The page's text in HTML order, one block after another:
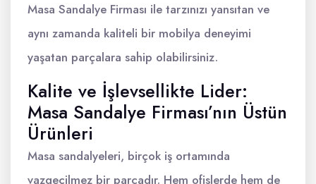
Masa Sandalye Firması ile tarzınızı yansıtan ve
aynı zamanda kaliteli bir mobilya deneyimi
yaşatan parçalara sahip olabilirsiniz.
Kalite ve İşlevsellikte Lider:
Masa Sandalye Firması’nın Üstün
Ürünleri
Masa sandalyeleri, birçok iş ortamında
vazgeçilmez bir parçadır. Hem ofislerde hem de